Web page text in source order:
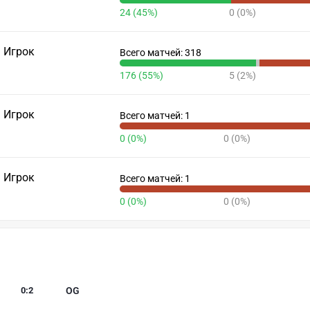
24 (45%) 0 (0%)
Игрок Всего матчей: 318
176 (55%) 5 (2%)
Игрок Всего матчей: 1
0 (0%) 0 (0%)
Игрок Всего матчей: 1
0 (0%) 0 (0%)
OG
0:2